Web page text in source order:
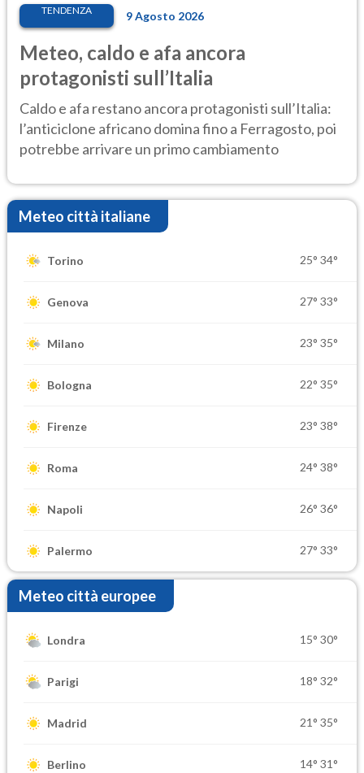
TENDENZA 9 Agosto 2026
Meteo, caldo e afa ancora
protagonisti sull’Italia
Caldo e afa restano ancora protagonisti sull’Italia:
l’anticiclone africano domina fino a Ferragosto, poi
potrebbe arrivare un primo cambiamento
Meteo città italiane
Torino 25° 34°
Genova 27° 33°
Milano 23° 35°
Bologna 22° 35°
Firenze 23° 38°
Roma 24° 38°
Napoli 26° 36°
Palermo 27° 33°
Meteo città europee
Londra 15° 30°
Parigi 18° 32°
Madrid 21° 35°
Berlino 14° 31°